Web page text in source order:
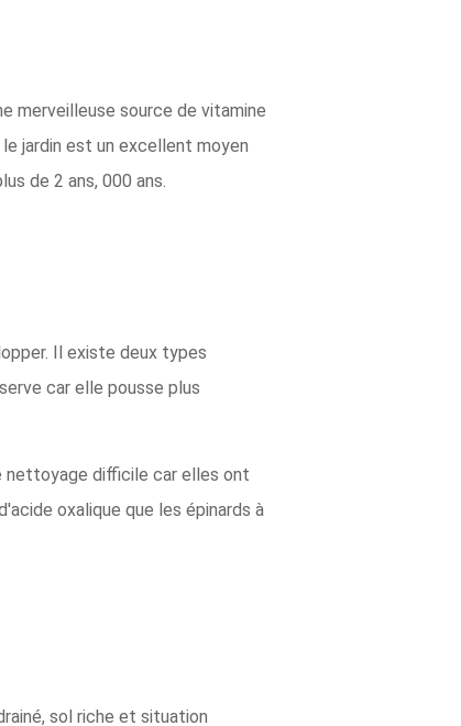
merveilleuse source de vitamine
jardin est un excellent moyen
de 2 ans, 000 ans.
Il existe deux types
car elle pousse plus
nettoyage difficile car elles ont
oxalique que les épinards à
sol riche et situation